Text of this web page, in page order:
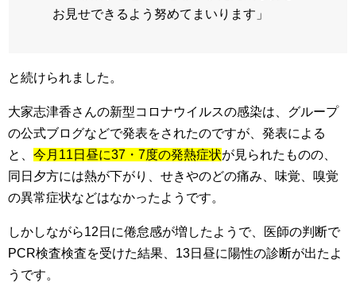
お見せできるよう努めてまいります」
と続けられました。
大家志津香さんの新型コロナウイルスの感染は、グループ
の公式ブログなどで発表をされたのですが、発表による
と、 今月11日昼に37・7度の発熱症状が見られたものの、
同日夕方には熱が下がり、せきやのどの痛み、味覚、嗅覚
の異常症状などはなかったようです。
しかしながら12日に倦怠感が増したようで、医師の判断で
PCR検査検査を受けた結果、13日昼に陽性の診断が出たよ
うです。